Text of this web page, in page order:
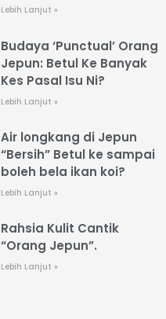
Lebih Lanjut »
Budaya ‘Punctual’ Orang
Jepun: Betul Ke Banyak
Kes Pasal Isu Ni?
Lebih Lanjut »
Air longkang di Jepun
“Bersih” Betul ke sampai
boleh bela ikan koi?
Lebih Lanjut »
Rahsia Kulit Cantik
“Orang Jepun”.
Lebih Lanjut »